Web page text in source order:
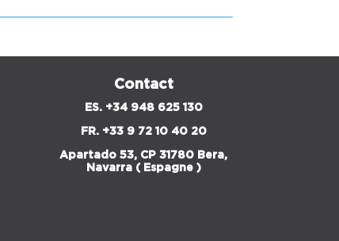
Contact
ES. +34 948 625 130
FR. +33 9 72 10 40 20
Apartado 53, CP 31780 Bera,
Navarra ( Espagne )